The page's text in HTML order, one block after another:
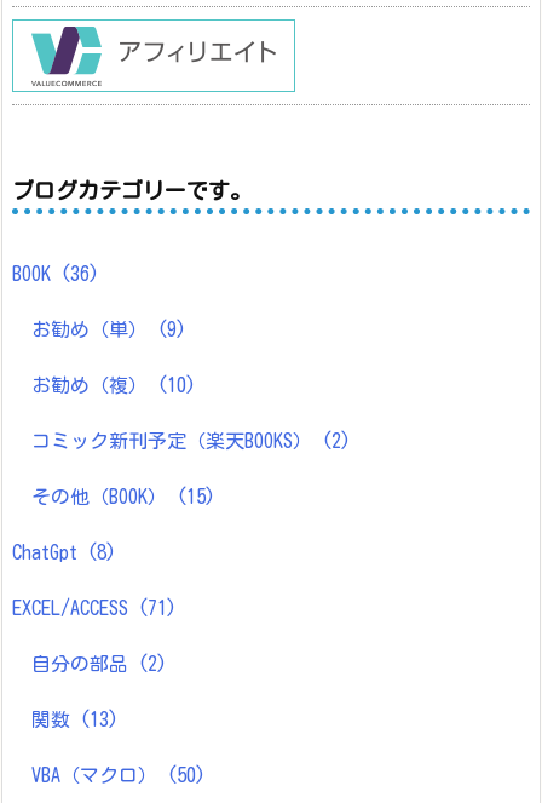
ブログカテゴリーです。
BOOK (36)
お勧め（単） (9)
お勧め（複） (10)
コミック新刊予定（楽天BOOKS） (2)
その他（BOOK） (15)
ChatGpt (8)
EXCEL/ACCESS (71)
自分の部品 (2)
関数 (13)
VBA（マクロ） (50)